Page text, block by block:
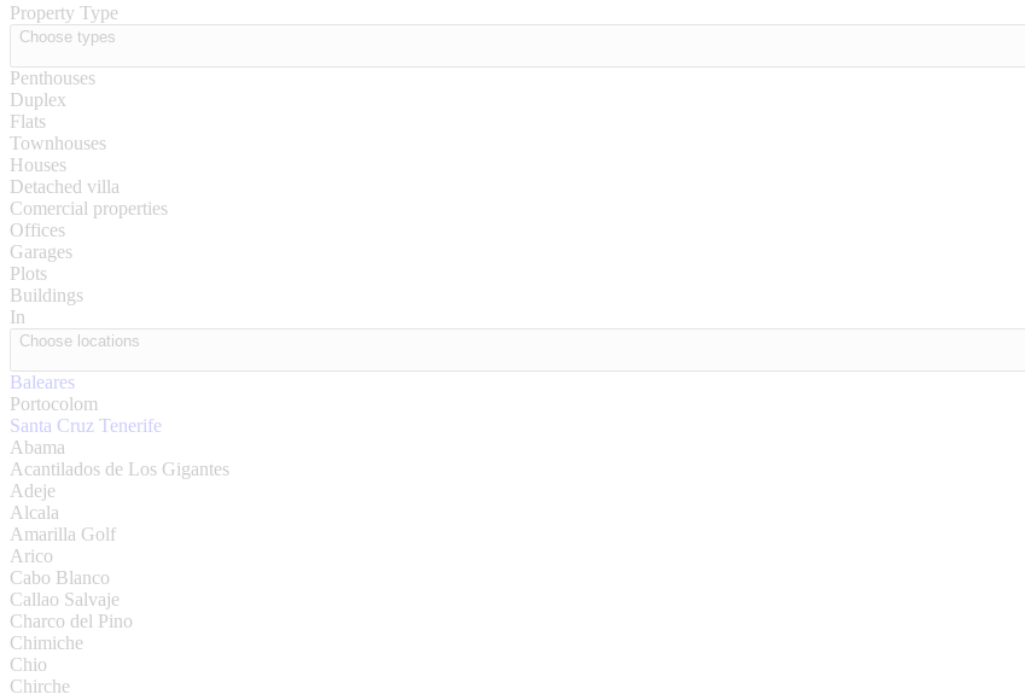
Property Type
Choose types
Penthouses
Duplex
Flats
Townhouses
Houses
Detached villa
Comercial properties
Offices
Garages
Plots
Buildings
In
Choose locations
Baleares
Portocolom
Santa Cruz Tenerife
Abama
Acantilados de Los Gigantes
Adeje
Alcala
Amarilla Golf
Arico
Cabo Blanco
Callao Salvaje
Charco del Pino
Chimiche
Chio
Chirche